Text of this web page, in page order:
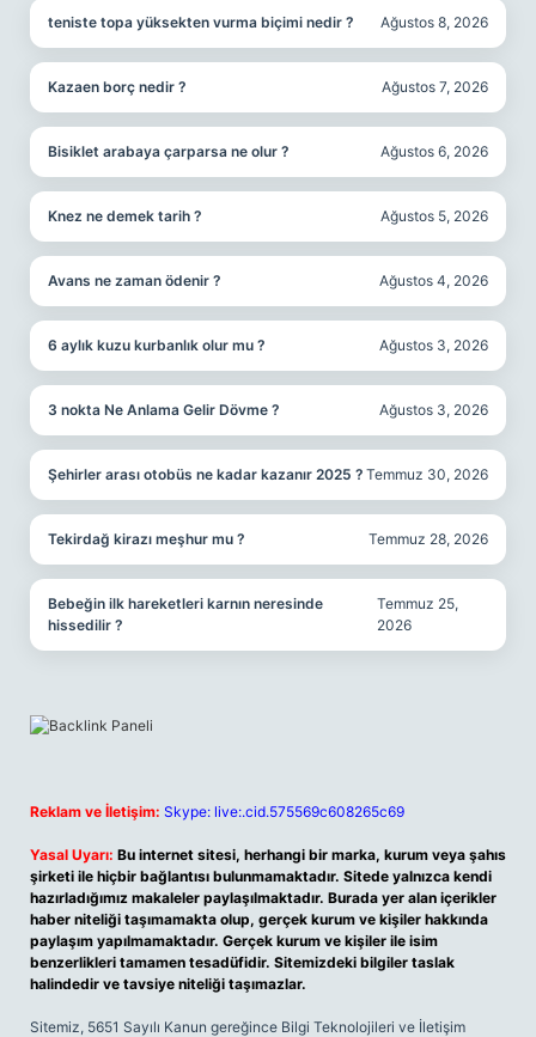
teniste topa yüksekten vurma biçimi nedir ? Ağustos 8, 2026
Kazaen borç nedir ? Ağustos 7, 2026
Bisiklet arabaya çarparsa ne olur ? Ağustos 6, 2026
Knez ne demek tarih ? Ağustos 5, 2026
Avans ne zaman ödenir ? Ağustos 4, 2026
6 aylık kuzu kurbanlık olur mu ? Ağustos 3, 2026
3 nokta Ne Anlama Gelir Dövme ? Ağustos 3, 2026
Şehirler arası otobüs ne kadar kazanır 2025 ? Temmuz 30, 2026
Tekirdağ kirazı meşhur mu ? Temmuz 28, 2026
Bebeğin ilk hareketleri karnın neresinde
hissedilir ?
Temmuz 25,
2026
Reklam ve İletişim: Skype: live:.cid.575569c608265c69
Yasal Uyarı: Bu internet sitesi, herhangi bir marka, kurum veya şahıs
şirketi ile hiçbir bağlantısı bulunmamaktadır. Sitede yalnızca kendi
hazırladığımız makaleler paylaşılmaktadır. Burada yer alan içerikler
haber niteliği taşımamakta olup, gerçek kurum ve kişiler hakkında
paylaşım yapılmamaktadır. Gerçek kurum ve kişiler ile isim
benzerlikleri tamamen tesadüfidir. Sitemizdeki bilgiler taslak
halindedir ve tavsiye niteliği taşımazlar.
Sitemiz, 5651 Sayılı Kanun gereğince Bilgi Teknolojileri ve İletişim